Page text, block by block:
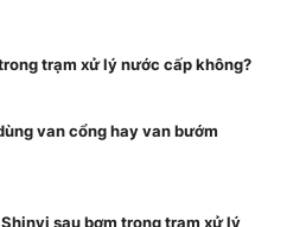
trạm xử lý nước cấp không?
van cổng hay van bướm
sau bơm trong trạm xử lý